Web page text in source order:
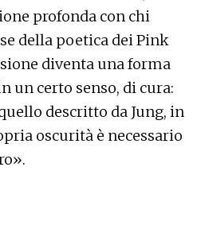
profonda con chi
della poetica dei Pink
diventa una forma
un certo senso, di cura:
descritto da Jung, in
oscurità è necessario